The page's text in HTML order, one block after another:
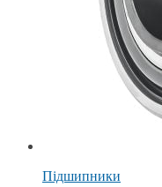
Підшипники